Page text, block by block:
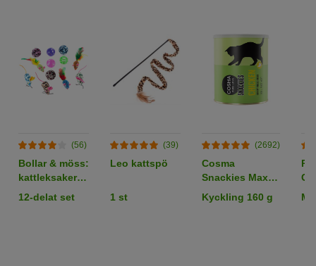
(56)
Bollar & möss:
kattleksaker i
set
12-delat set
(39)
Leo kattspö
1 st
(2692)
Cosma
Snackies Maxi
Tube -
frystorkat
Kyckling 160 g
x